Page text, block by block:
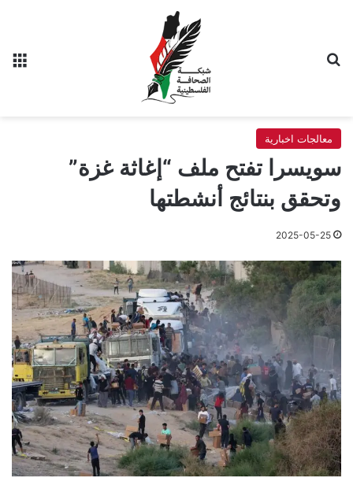
معالجات اخبارية
سويسرا تفتح ملف “إغاثة غزة”
وتحقق بنتائج أنشطتها
2025-05-25